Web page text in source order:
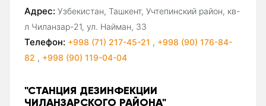
Адрес: Узбекистан, Ташкент, Учтепинский район, кв-
л Чиланзар-21, ул. Найман, 33
Телефон: +998 (71) 217-45-21 , +998 (90) 176-84-
82 , +998 (90) 119-04-04
"СТАНЦИЯ ДЕЗИНФЕКЦИИ
ЧИЛАНЗАРСКОГО РАЙОНА"